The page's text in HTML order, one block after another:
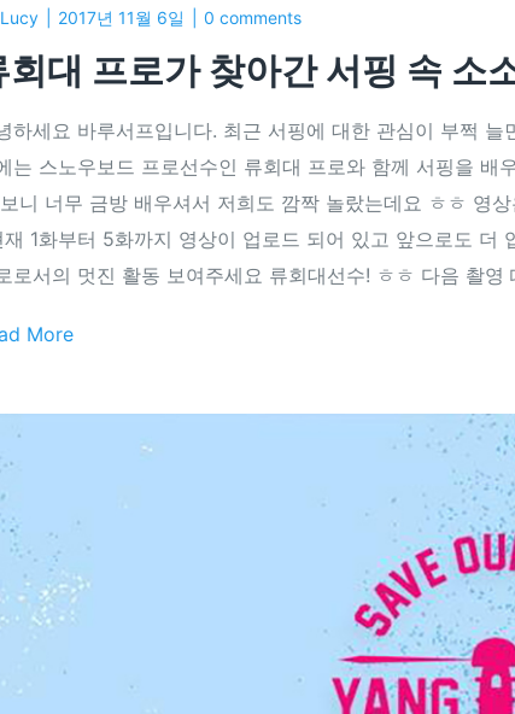
Lucy 2017년 11월 6일 0 comments
회대 프로가 찾아간 서핑 속 소
하세요 바루서프입니다. 최근 서핑에 대한 관심이 부쩍
는 스노우보드 프로선수인 류회대 프로와 함께 서핑을
니 너무 금방 배우셔서 저희도 깜짝 놀랐는데요 ㅎㅎ 영
재 1화부터 5화까지 영상이 업로드 되어 있고 앞으로도 더
로서의 멋진 활동 보여주세요 류회대선수! ㅎㅎ 다음 촬영
More